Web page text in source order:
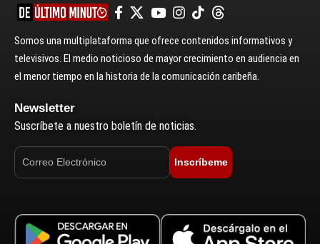
Somos una multiplataforma que ofrece contenidos informativos y
televisivos. El medio noticioso de mayor crecimiento en audiencia en
el menor tiempo en la historia de la comunicación caribeña.
Newsletter
Suscríbete a nuestro boletín de noticias.
Inscríbeme